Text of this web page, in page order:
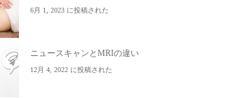
6月 1, 2023 に投稿された
ニュースキャンとMRIの違い
12月 4, 2022 に投稿された